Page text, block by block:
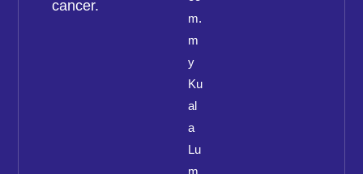
cancer.
m.
m
y
Ku
al
a
Lu
m